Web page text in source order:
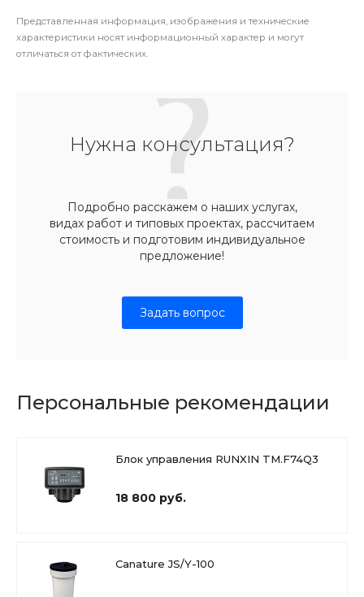
Представленная информация, изображения и технические
характеристики носят информационный характер и могут
отличаться от фактических.
Нужна консультация?
Подробно расскажем о наших услугах,
видах работ и типовых проектах, рассчитаем
стоимость и подготовим индивидуальное
предложение!
Задать вопрос
Персональные рекомендации
Блок управления RUNXIN TM.F74Q3
18 800 руб.
Canature JS/Y-100